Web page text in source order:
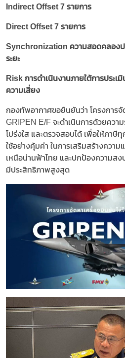
Indirect Offset 7 รายการ
Direct Offset 7 รายการ
Synchronization ความสอดคลองป
ระยะ
Risk การดำเนินงานภายใต้การประเ
ความเสี่ยง
กองทัพอากาศขอยืนยันว่า โครงการ
GRIPEN E/F จะดำเนินการด้วยควา
โปร่งใส และตรวจสอบได้ เพื่อให้ภา
ใช้อย่างคุ้มค่า ในการเสริมสร้างควา
เหนือน่านฟ้าไทย และปกป้องความส
มีประสิทธิภาพสูงสุด